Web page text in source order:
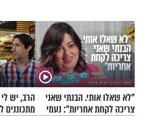
"לא שאלו אותי. הבנתי שאני
צריכה לקחת אחריות": נעמי
הרב, יש